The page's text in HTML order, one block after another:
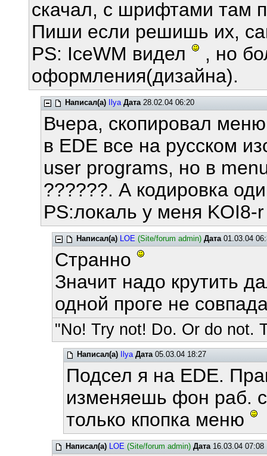
скачал, с шрифтами там
Пиши если решишь их,
PS: IceWM видел
, но
оформления(дизайна).
Написал(а) Ilya Дата28.02.04 06:20
Вчера, скопировал
в EDE все на русском
user programs, но в
??????. А кодировка
PS:локаль у меня KOI8-r
Написал(а) LOE (Site/forum admin) Дата01.03.04
Странно
Значит надо крутить
одной проге не
"No! Try not! Do. Or do not.
Написал(а) Ilya Дата05.03.04 18:27
Подсел я на EDE.
изменяешь фон раб.
только кпопка меню
Написал(а) LOE (Site/forum admin) Дата16.03.04 07:08